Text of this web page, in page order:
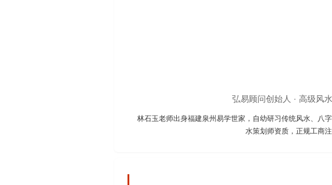
弘易顾问创始人 · 高级风
林石玉老师出身福建泉州易学世家，自幼研习传统风水、八
水策划师资质，正规工商